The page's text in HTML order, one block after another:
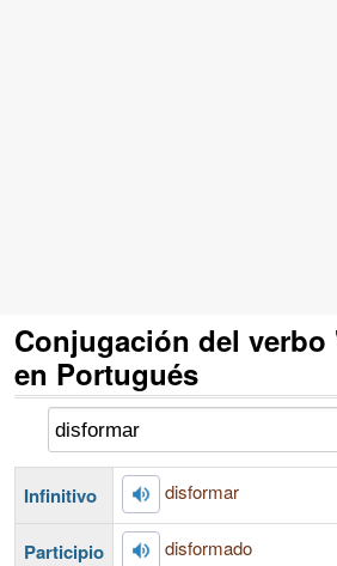
Conjugación del
en Portugués
Infinitivo disformar
Participio disformado